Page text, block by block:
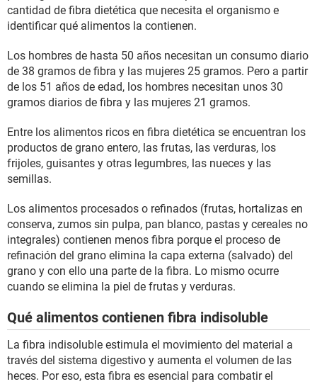
cantidad de fibra dietética que necesita el organismo e
identificar qué alimentos la contienen.
Los hombres de hasta 50 años necesitan un consumo diario
de 38 gramos de fibra y las mujeres 25 gramos. Pero a partir
de los 51 años de edad, los hombres necesitan unos 30
gramos diarios de fibra y las mujeres 21 gramos.
Entre los alimentos ricos en fibra dietética se encuentran los
productos de grano entero, las frutas, las verduras, los
frijoles, guisantes y otras legumbres, las nueces y las
semillas.
Los alimentos procesados o refinados (frutas, hortalizas en
conserva, zumos sin pulpa, pan blanco, pastas y cereales no
integrales) contienen menos fibra porque el proceso de
refinación del grano elimina la capa externa (salvado) del
grano y con ello una parte de la fibra. Lo mismo ocurre
cuando se elimina la piel de frutas y verduras.
Qué alimentos contienen fibra indisoluble
La fibra indisoluble estimula el movimiento del material a
través del sistema digestivo y aumenta el volumen de las
heces. Por eso, esta fibra es esencial para combatir el